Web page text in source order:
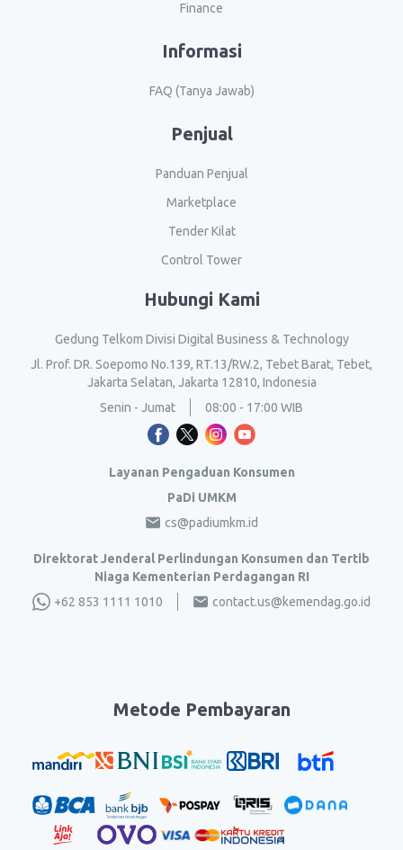
Finance
Informasi
FAQ (Tanya Jawab)
Penjual
Panduan Penjual
Marketplace
Tender Kilat
Control Tower
Hubungi Kami
Gedung Telkom Divisi Digital Business & Technology
Jl. Prof. DR. Soepomo No.139, RT.13/RW.2, Tebet Barat, Tebet,
Jakarta Selatan, Jakarta 12810, Indonesia
Senin - Jumat
08:00 - 17:00 WIB
Layanan Pengaduan Konsumen
PaDi UMKM
cs@padiumkm.id
Direktorat Jenderal Perlindungan Konsumen dan Tertib
Niaga Kementerian Perdagangan RI
+62 853 1111 1010
contact.us@kemendag.go.id
Metode Pembayaran